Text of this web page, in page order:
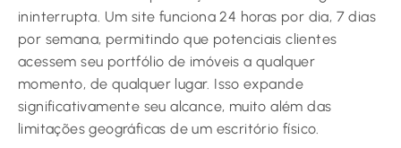
ininterrupta. Um site funciona 24 horas por dia, 7 dias
por semana, permitindo que potenciais clientes
acessem seu portfólio de imóveis a qualquer
momento, de qualquer lugar. Isso expande
significativamente seu alcance, muito além das
limitações geográficas de um escritório físico.